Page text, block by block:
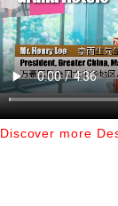
Discover more